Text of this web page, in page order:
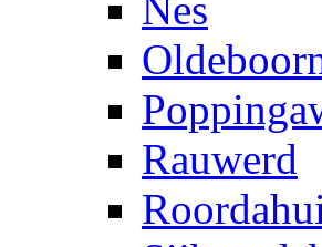
Rauwerd